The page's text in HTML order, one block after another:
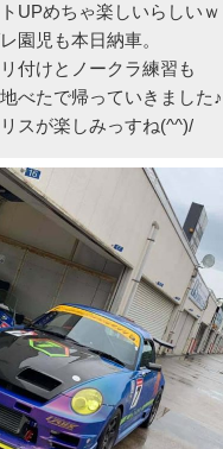
UPめちゃ楽しいらしいｗ
園児も本日納車。
付けとノークラ練習も
べたで帰っていきました♪
スが楽しみっすね(^^)/